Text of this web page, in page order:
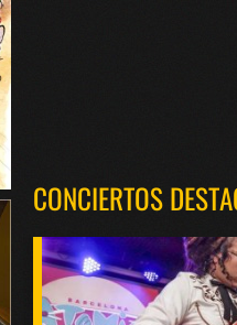
CONCIERTOS